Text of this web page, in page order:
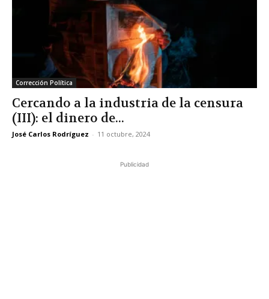
Corrección Política
Cercando a la industria de la censura
(III): el dinero de...
José Carlos Rodríguez - 11 octubre, 2024
Publicidad